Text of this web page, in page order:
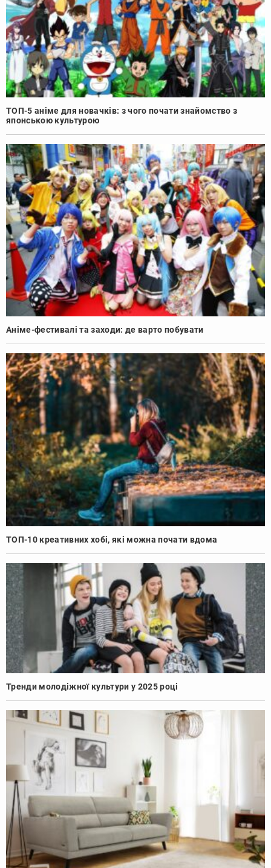
ТОП-5 аніме для новачків: з чого почати знайомство з
японською культурою
Аніме-фестивалі та заходи: де варто побувати
ТОП-10 креативних хобі, які можна почати вдома
Тренди молодіжної культури у 2025 році